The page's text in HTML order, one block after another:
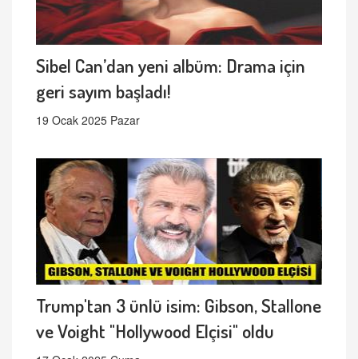
Sibel Can’dan yeni albüm: Drama için
geri sayım başladı!
19 Ocak 2025 Pazar
Trump'tan 3 ünlü isim: Gibson, Stallone
ve Voight "Hollywood Elçisi" oldu